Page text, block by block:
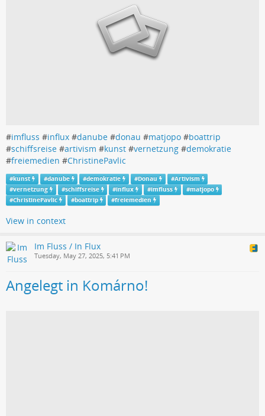
#imfluss #influx #danube #donau #matjopo #boattrip
#schiffsreise #artivism #kunst #vernetzung #demokratie
#freiemedien #ChristinePavlic
#kunst #danube #demokratie #Donau #Artivism
#vernetzung #schiffsreise #influx #imfluss #matjopo
#ChristinePavlic #boattrip #freiemedien
View in context
Im Fluss / In Flux
Tuesday, May 27, 2025, 5:41 PM
Angelegt in Komárno!